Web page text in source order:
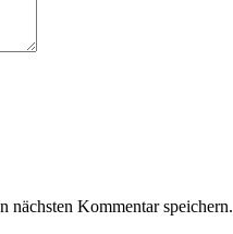
nächsten Kommentar speichern.